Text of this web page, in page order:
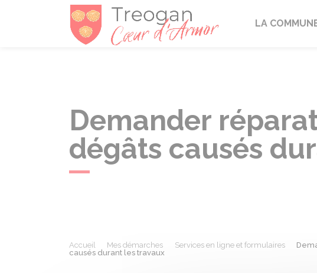
Tréogan
LA
Demander
dégâts causés
Accueil Mes démarches Services en ligne et formulaires
causés durant les travaux